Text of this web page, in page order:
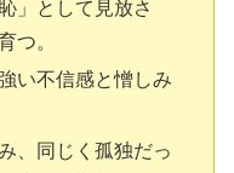
」として見放さ
つ。
い不信感と憎しみ
、同じく孤独だっ